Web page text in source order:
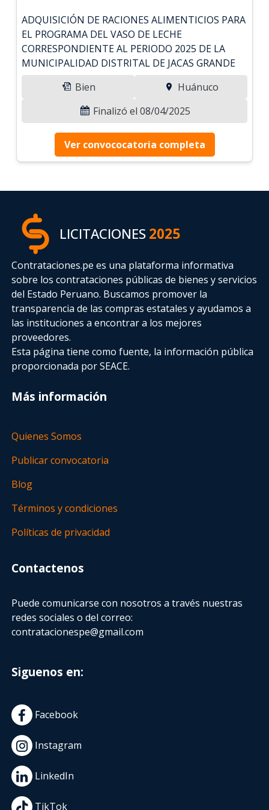
ADQUISICIÓN DE RACIONES ALIMENTICIOS PARA
EL PROGRAMA DEL VASO DE LECHE
CORRESPONDIENTE AL PERIODO 2025 DE LA
MUNICIPALIDAD DISTRITAL DE JACAS GRANDE
Bien
Huánuco
Finalizó el 08/04/2025
Ver convococatoria completa
LICITACIONES2025
Contrataciones.pe es una plataforma informativa
sobre los contrataciones públicas de bienes y servicios
del Estado Peruano. Buscamos promover la
transparencia de las compras estatalesy ayudamos a
las instituciones a encontrar a los mejores
proveedores.
Esta página tiene como fuente, la información pública
proporcionada por SEACE.
Más información
Quienes Somos
Publicar convocatoria
Blog
Términos y condiciones
Políticas de privacidad
Contactenos
Puede comunicarse con nosotros a través nuestras
redes sociales o del correo:
contratacionespe@gmail.com
Siguenos en:
Facebook
Instagram
LinkedIn
TikTok